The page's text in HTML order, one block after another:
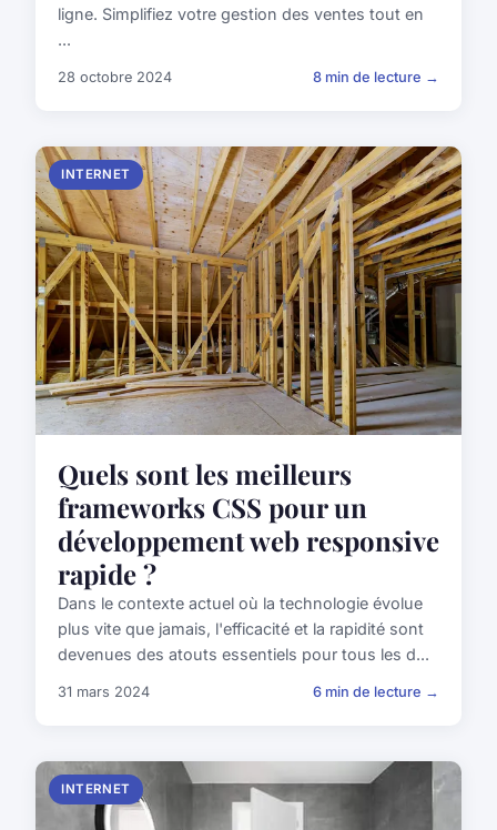
ligne. Simplifiez votre gestion des ventes tout en
...
28 octobre 2024 8 min de lecture →
INTERNET
Quels sont les meilleurs
frameworks CSS pour un
développement web responsive
rapide ?
Dans le contexte actuel où la technologie évolue
plus vite que jamais, l'efficacité et la rapidité sont
devenues des atouts essentiels pour tous les d...
31 mars 2024 6 min de lecture →
INTERNET